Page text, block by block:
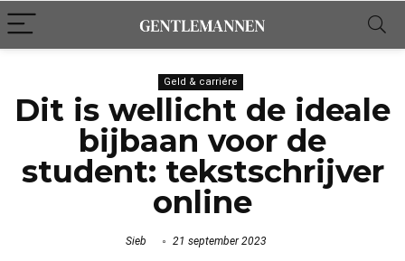
Geld & carriére
Dit is wellicht de ideale
bijbaan voor de
student: tekstschrijver
online
Sieb 21 september 2023